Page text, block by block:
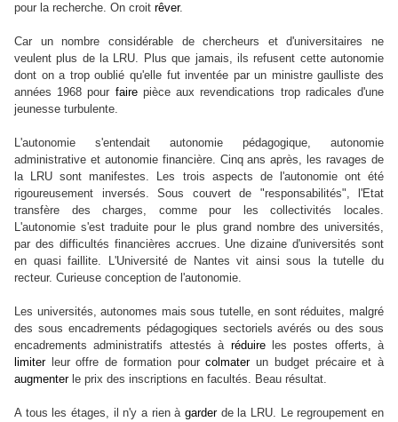
pour la recherche. On croit rêver.
Car un nombre considérable de chercheurs et d'universitaires ne
veulent plus de la LRU. Plus que jamais, ils refusent cette autonomie
dont on a trop oublié qu'elle fut inventée par un ministre gaulliste des
années 1968 pour fairepièce aux revendications trop radicales d'une
jeunesse turbulente.
L'autonomie s'entendait autonomie pédagogique, autonomie
administrative et autonomie financière. Cinq ans après, les ravages de
la LRU sont manifestes. Les trois aspects de l'autonomie ont été
rigoureusement inversés. Sous couvert de "responsabilités", l'Etat
transfère des charges, comme pour les collectivités locales.
L'autonomie s'est traduite pour le plus grand nombre des universités,
par des difficultés financières accrues. Une dizaine d'universités sont
en quasi faillite. L'Université de Nantes vit ainsi sous la tutelle du
recteur. Curieuse conception de l'autonomie.
Les universités, autonomes mais sous tutelle, en sont réduites, malgré
des sous encadrements pédagogiques sectoriels avérés ou des sous
encadrements administratifs attestés à réduireles postes offerts, à
limiterleur offre de formation pourcolmaterun budget précaire et à
augmenterle prix des inscriptions en facultés. Beau résultat.
A tous les étages, il n'y a rien à garderde la LRU. Le regroupement en